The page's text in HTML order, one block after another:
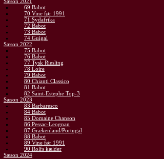
69 Babot
70 Vine før 1991
71 Sydafrika
72 Babot
73 Babot
74 Guigal
Sæson 2022
75 Babot
76 Babot
77 Tysk Riesling
78 Loire
79 Babot
80 Chianti Classico
81 Babot
82 Saint-Estephe Top-3
Sæson 2023
83 Barbaresco
84 Babot
85 Domaine Chanson
86 Pessac-Leognan
87 Grækenland/Portugal
88 Babot
89 Vine før 1991
90 Rolfs kælder
Sæson 2024